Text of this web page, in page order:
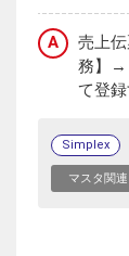
A
売上
務】→
て登
Simplex
マスタ関連